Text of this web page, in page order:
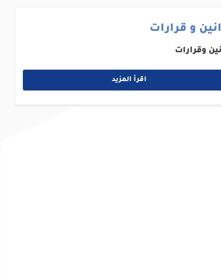
و قرارات
وقرارات
اقرأ المزيد